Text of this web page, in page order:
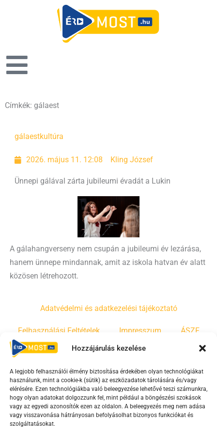
Hozzájárulás kezelése
A legjobb felhasználói élmény biztosítása érdekében olyan technológiákat
használunk, mint a cookie-k (sütik) az eszközadatok tárolására és/vagy
elérésére. Ezen technológiákba való beleegyezése lehetővé teszi számunkra,
hogy olyan adatokat dolgozzunk fel, mint például a böngészési szokások
vagy az egyedi azonosítók ezen az oldalon. A beleegyezés meg nem adása
vagy visszavonása hátrányosan befolyásolhat bizonyos funkciókat és
szolgáltatásokat.
Címkék: gálaest
gálaestkultúra
2026. május 11. 12:08 Kling József
Ünnepi gálával zárta jubileumi évadát a Lukin
A gálahangverseny nem csupán a jubileumi év lezárása,
hanem ünnepe mindannak, amit az iskola hatvan év alatt
közösen létrehozott.
Adatvédelmi és adatkezelési tájékoztató
Felhasználási Feltételek Impresszum ÁSZF
Irányelvek Moderálási szabályzat
F
a
c
e
Y
o
u
t
T
i
k